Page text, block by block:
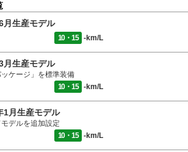
月生産モデル
10・15 -km/L
月生産モデル
ッケージ」を標準装備
10・15 -km/L
1月生産モデル
デルを追加設定
10・15 -km/L